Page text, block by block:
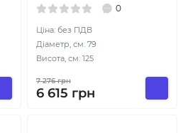
0
Ціна: без ПДВ
Діаметр, см: 79
Висота, см: 125
7 276грн
6 615 грн